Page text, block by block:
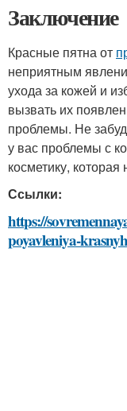
Заключение
Красные пятна от
неприятным
ухода за кожей и
вызвать их
проблемы. Не
у вас проблемы с
косметику,
Ссылки:
https://
poyavleniya-